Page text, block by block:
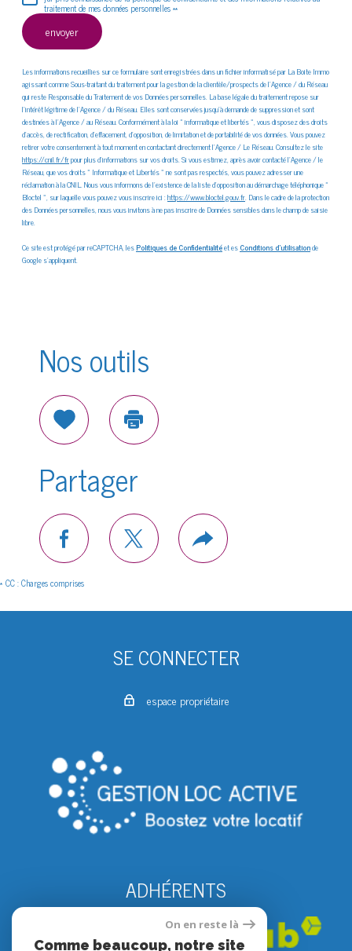
traitement de mes données personnelles **
envoyer
Les informations recueillies sur ce formulaire sont enregistrées dans un fichier informatisé par La Boite Immo
agissant comme Sous-traitant du traitement pour la gestion de la clientèle/prospects de l'Agence / du Réseau
qui reste Responsable du Traitement de vos Données personnelles. La base légale du traitement repose sur
l'intérêt légitime de l'Agence / du Réseau. Elles sont conservées jusqu'à demande de suppression et sont
destinées à l'Agence / au Réseau. Conformément à la loi « informatique et libertés », vous disposez des droits
d’accès, de rectification, d’effacement, d’opposition, de limitation et de portabilité de vos données. Vous pouvez
retirer votre consentement à tout moment en contactant directement l’Agence / Le Réseau. Consultez le site
https://cnil.fr/frpour plus d’informations sur vos droits. Si vous estimez, après avoir contacté l'Agence / le
Réseau, que vos droits « Informatique et Libertés » ne sont pas respectés, vous pouvez adresser une
réclamation à la CNIL. Nous vous informons de l’existence de la liste d'opposition au démarchage téléphonique «
Bloctel », sur laquelle vous pouvez vous inscrire ici :https://www.bloctel.gouv.fr. Dans le cadre de la protection
des Données personnelles, nous vous invitons à ne pas inscrire de Données sensibles dans le champ de saisie
libre.
Ce site est protégé par reCAPTCHA, lesPolitiques de Confidentialitéet esConditions d'utilisationde
Google s'appliquent.
Nos outils
SélectionnerImprimer
Partager
facebooktwitter Plus
de
* CC : Charges comprises
SE CONNECTER
espace propriétaire
ADHÉRENTS
On en reste là
Comme beaucoup, notre site